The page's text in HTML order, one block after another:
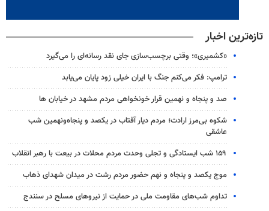
تازه‌ترین اخبار
«کشمیری»؛ وقتی برچسب‌سازی جای نقد رسانه‌ای را می‌گیرد
ترامپ: فکر می‌کنم جنگ با ایران خیلی زود پایان می‌یابد
صد و پنجاه و نهمین قرار خونخواهی مردم مشهد در خیابان ها
شکوه بی‌مرز ارادت؛ مردم دیار آفتاب در یکصد و پنجاه‌ونهمین شب
عاشقی
۱۵۹ شب ایستادگی و تجلی وحدت مردم محلات در بیعت با رهبر انقلاب
موج یکصد و پنجاه و نهم حضور مردم رشت در میدان شهدای ذهاب
تداوم شب‌های مقاومت ملی در حمایت از نیروهای مسلح در سنندج